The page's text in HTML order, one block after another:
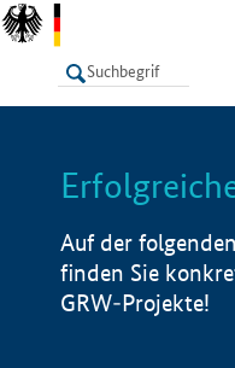
LISTE
Auf der
finden Sie
GRW-Projekte!